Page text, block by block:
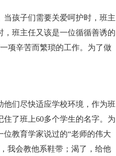
孩子们需要关爱呵护时，班主
班主任又该是一位循循善诱的
项辛苦而繁琐的工作。为了做
们尽快适应学校环境，作为班
了班上60多个学生的名字。为
教育学家说过的“老师的伟大
我会教他系鞋带；渴了，给他